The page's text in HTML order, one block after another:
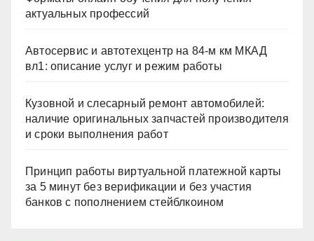
актуальных профессий
Автосервис и автотехцентр на 84-м км МКАД
вл1: описание услуг и режим работы
Кузовной и слесарный ремонт автомобилей:
наличие оригинальных запчастей производителя
и сроки выполнения работ
Принцип работы виртуальной платежной карты
за 5 минут без верификации и без участия
банков с пополнением стейблкоином